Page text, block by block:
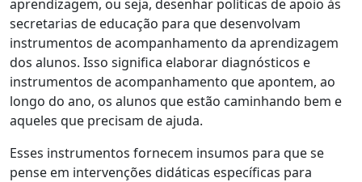
aprendizagem, ou seja, desenhar políticas de apoio às
secretarias de educação para que desenvolvam
instrumentos de acompanhamento da aprendizagem
dos alunos. Isso significa elaborar diagnósticos e
instrumentos de acompanhamento que apontem, ao
longo do ano, os alunos que estão caminhando bem e
aqueles que precisam de ajuda.
Esses instrumentos fornecem insumos para que se
pense em intervenções didáticas específicas para